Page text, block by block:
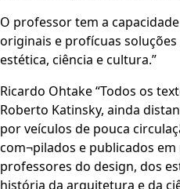
O professor tem a
originais e profícuas
estética, ciência e cultura.”
Ricardo Ohtake “Todos os
Roberto Katinsky, ainda
por veículos de pouca
com¬pilados e publicados
professores do design, dos
história da arquitetura e da